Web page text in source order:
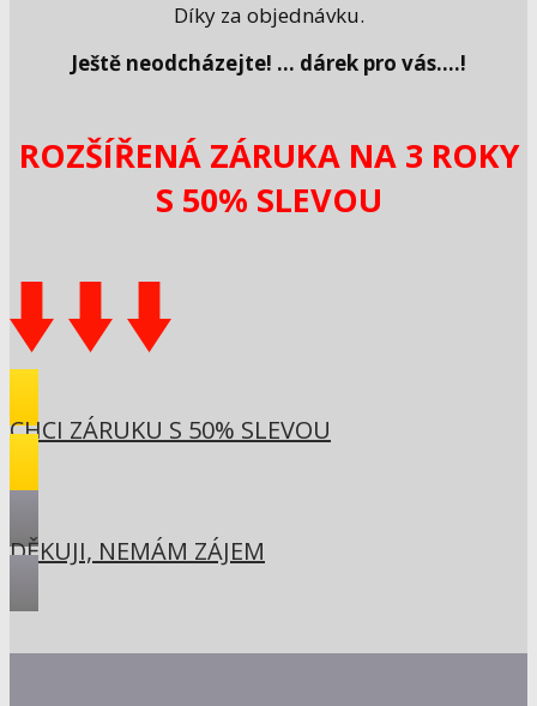
Díky za objednávku.
Ještě neodcházejte! ... dárek pro vás....!
ROZŠÍŘENÁ ZÁRUKA NA 3 ROKY
S 50% SLEVOU
CHCI ZÁRUKU S 50% SLEVOU
DĚKUJI, NEMÁM ZÁJEM